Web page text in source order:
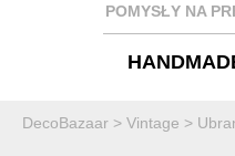
POMYSŁY NA
DecoBazaar > Vintage >